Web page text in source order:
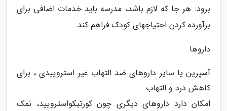
برود. هر جا که لازم باشد، مدرسه باید خدمات اضافی برای
برآورده کردن احتیاجهای کودک فراهم کند.
داروها
آسپرین یا سایر داروهای ضد التهاب غیر استروییدی ، برای
کاهش درد و التهاب
امکان دارد داروهای دیگری چون کورتیکواسترویید، نمک